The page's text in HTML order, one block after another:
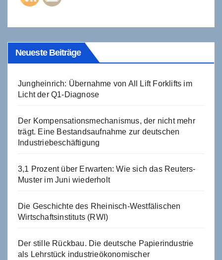
Neueste Beiträge
Jungheinrich: Übernahme von All Lift Forklifts im
Licht der Q1-Diagnose
Der Kompensationsmechanismus, der nicht mehr
trägt. Eine Bestandsaufnahme zur deutschen
Industriebeschäftigung
3,1 Prozent über Erwarten: Wie sich das Reuters-
Muster im Juni wiederholt
Die Geschichte des Rheinisch-Westfälischen
Wirtschaftsinstituts (RWI)
Der stille Rückbau. Die deutsche Papierindustrie
als Lehrstück industrieökonomischer